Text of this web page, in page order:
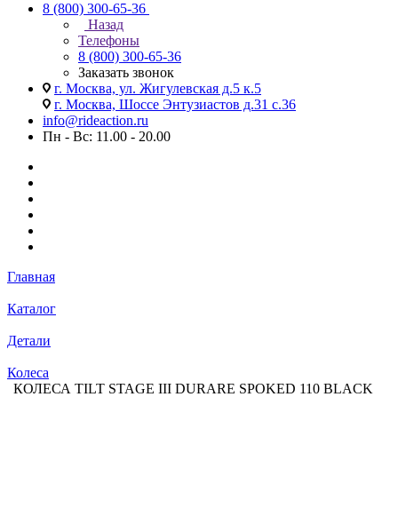
8 (800) 300-65-36
Назад
Телефоны
8 (800) 300-65-36
Заказать звонок
г. Москва, ул. Жигулевская д.5 к.5
г. Москва, Шоссе Энтузиастов д.31 с.36
info@rideaction.ru
Пн - Вс: 11.00 - 20.00
Главная
Каталог
Детали
Колеса
КОЛЕСА TILT STAGE III DURARE SPOKED 110 BLACK